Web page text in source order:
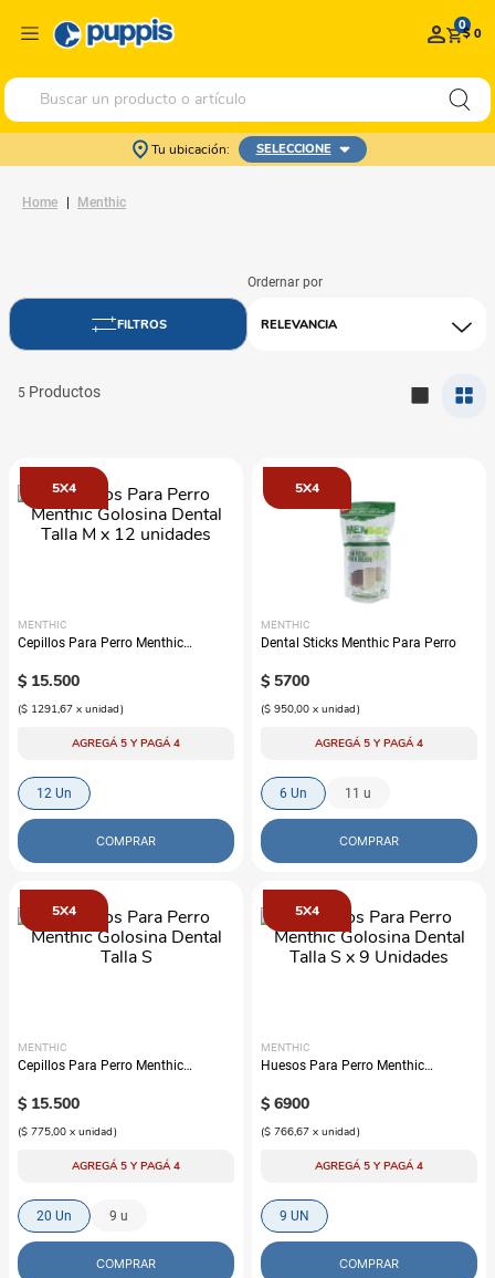
0$ 0
Buscar un producto o artículo
Tu ubicación: SELECCIONE
Menthic
RELEVANCIA
5
5X4
MENTHIC
Cepillos Para Perro Menthic
unidades
$ 15.500
($ 1291,67 x unidad)
AGREGÁ 5 Y PAGÁ 4
12 Un
COMPRAR
5X4
MENTHIC
Dental Sticks Menthic Para Perro
$ 5700
($ 950,00 x unidad)
AGREGÁ 5 Y PAGÁ 4
6 Un 11 u
COMPRAR
5X4
MENTHIC
Cepillos Para Perro Menthic
$ 15.500
($ 775,00 x unidad)
AGREGÁ 5 Y PAGÁ 4
20 Un 9 u
COMPRAR
5X4
MENTHIC
Huesos Para Perro Menthic
Unidades
$ 6900
($ 766,67 x unidad)
AGREGÁ 5 Y PAGÁ 4
9 UN
COMPRAR